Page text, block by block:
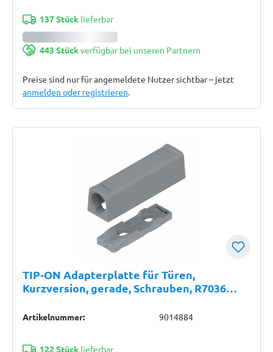
137 Stücklieferbar
443 Stückverfügbar bei unseren Partnern
Preise sind nur für angemeldete Nutzer sichtbar – jetzt
anmelden oder registrieren.
TIP-ON Adapterplatte für Türen,
Kurzversion, gerade, Schrauben, R7036
Artikelnummer: 9014884
122 Stücklieferbar